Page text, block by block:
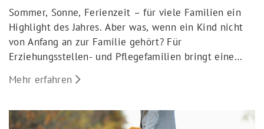
Sommer, Sonne, Ferienzeit – für viele Familien ein
Highlight des Jahres. Aber was, wenn ein Kind nicht
von Anfang an zur Familie gehört? Für
Erziehungsstellen- und Pflegefamilien bringt eine
Kind? Was ist rechtlich zu klären? Und wie kann der
Erfahrungen gesammelt, die helfen können.
Mehr erfahren